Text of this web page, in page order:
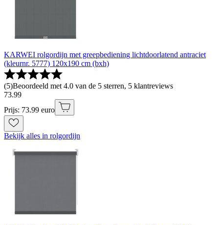
KARWEI rolgordijn met greepbediening lichtdoorlatend antraciet
(kleurnr. 5777) 120x190 cm (bxh)
(5)Beoordeeld met 4.0 van de 5 sterren, 5 klantreviews
73.99
Prijs: 73.99 euro
Bekijk alles in rolgordijn